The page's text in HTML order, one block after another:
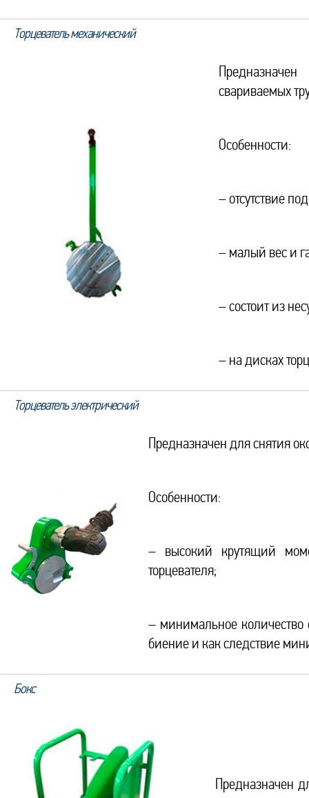
Торцеватель механический
свариваемых
Особенности:
– отсутствие
– малый вес и
– состоит из
– на дисках
Торцеватель электрический
Предназначен для снятия
Особенности:
– высокий крутящий
торцевателя;
– минимальное количество
биение и как следствие
Бокс
Предназначен